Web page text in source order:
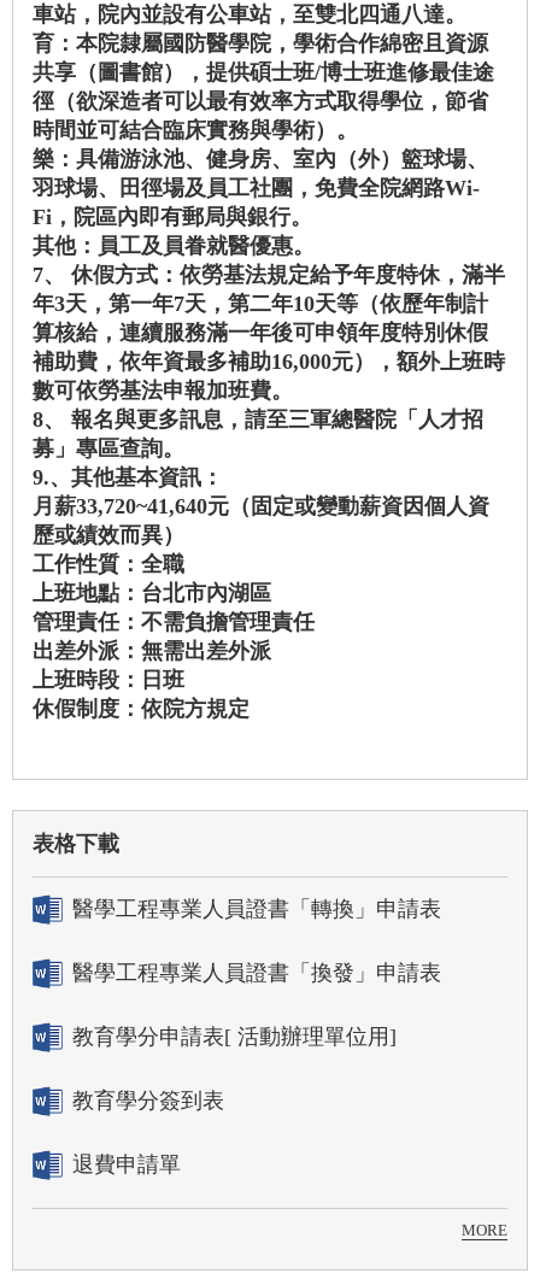
車站，院內並設有公車站，至雙北四通八達。
育：本院隸屬國防醫學院，學術合作綿密且資源
共享（圖書館），提供碩士班/博士班進修最佳途
徑（欲深造者可以最有效率方式取得學位，節省
時間並可結合臨床實務與學術）。
樂：具備游泳池、健身房、室內（外）籃球場、
羽球場、田徑場及員工社團，免費全院網路Wi-
Fi，院區內即有郵局與銀行。
其他：員工及員眷就醫優惠。
7、 休假方式：依勞基法規定給予年度特休，滿半
年3天，第一年7天，第二年10天等（依歷年制計
算核給，連續服務滿一年後可申領年度特別休假
補助費，依年資最多補助16,000元），額外上班時
數可依勞基法申報加班費。
8、 報名與更多訊息，請至三軍總醫院「人才招
募」專區查詢。
9.、其他基本資訊：
月薪33,720~41,640元（固定或變動薪資因個人資
歷或績效而異）
工作性質：全職
上班地點：台北市內湖區
管理責任：不需負擔管理責任
出差外派：無需出差外派
上班時段：日班
休假制度：依院方規定
表格下載
醫學工程專業人員證書「轉換」申請表
醫學工程專業人員證書「換發」申請表
教育學分申請表[ 活動辦理單位用]
教育學分簽到表
退費申請單
MORE